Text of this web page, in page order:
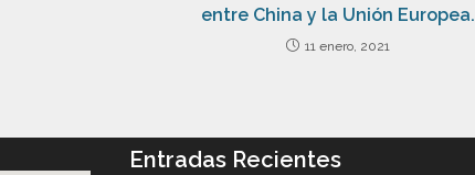
entre China y la Unión Europea.
11 enero, 2021
Entradas Recientes